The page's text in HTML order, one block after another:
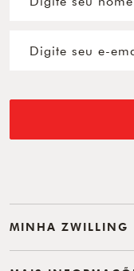
MINHA ZWILLING